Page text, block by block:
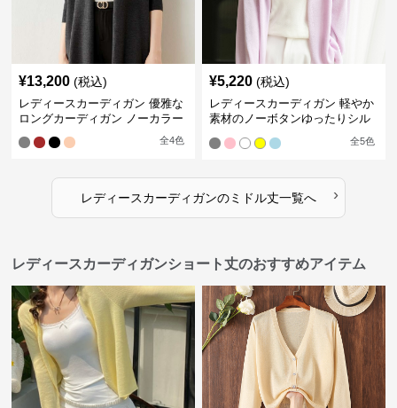
¥13,200 (税込)
レディースカーディガン 優雅な
ロングカーディガン ノーカラー
全4色
¥5,220 (税込)
レディースカーディガン 軽やか
素材のノーボタンゆったりシル
全5色
レディースカーディガンのミドル丈一覧へ ›
レディースカーディガンショート丈のおすすめアイテム